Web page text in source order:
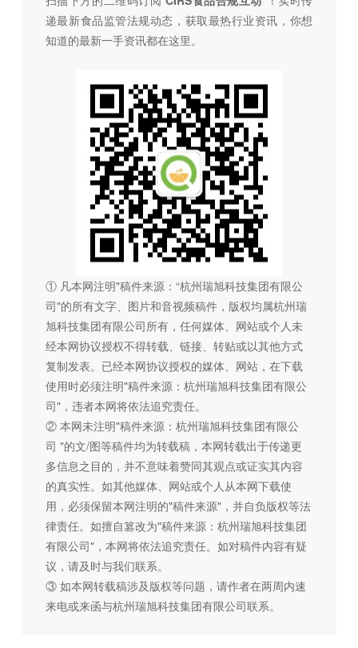
递最新食品监管法规动态，获取最热行业资讯， 你想
知道的最新一手资讯都在这里。
① 凡本网注明"稿件来源：“杭州瑞旭科技集团有限公
司"的所有文字、图片和音视频稿件，版权均属杭州瑞
旭科技集团有限公司所有，任何媒体、网站或个人未
经本网协议授权不得转载、链接、转贴或以其他方式
复制发表。已经本网协议授权的媒体、网站，在下载
使用时必须注明"稿件来源：杭州瑞旭科技集团有限公
司"，违者本网将依法追究责任。
② 本网未注明"稿件来源：杭州瑞旭科技集团有限公
司 "的文/图等稿件均为转载稿，本网转载出于传递更
多信息之目的，并不意味着赞同其观点或证实其内容
的真实性。如其他媒体、网站或个人从本网下载使
用，必须保留本网注明的"稿件来源"，并自负版权等法
律责任。如擅自篡改为"稿件来源：杭州瑞旭科技集团
有限公司"，本网将依法追究责任。如对稿件内容有疑
议，请及时与我们联系。
③ 如本网转载稿涉及版权等问题，请作者在两周内速
来电或来函与杭州瑞旭科技集团有限公司联系。